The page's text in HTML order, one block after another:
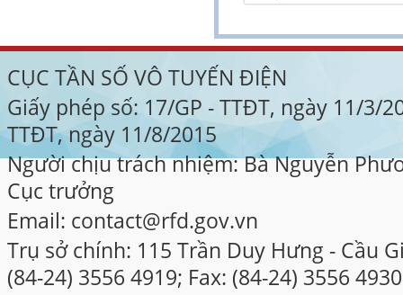
CỤC TẦN SỐ VÔ TUYẾN ĐIỆN
Giấy phép số: 17/GP - TTĐT, ngày 11/3/
TTĐT, ngày 11/8/2015
Người chịu trách nhiệm: Bà Nguyễn
Cục trưởng
Email: contact@rfd.gov.vn
Trụ sở chính: 115 Trần Duy Hưng - Cầu
(84-24) 3556 4919; Fax: (84-24) 3556 4930